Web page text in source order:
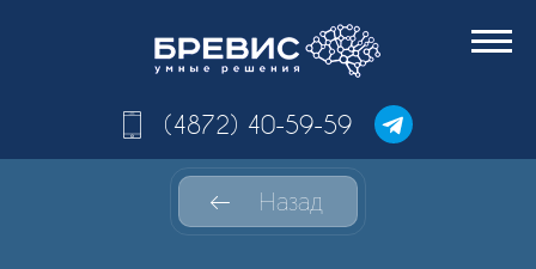
(4872) 40-59-59
Назад